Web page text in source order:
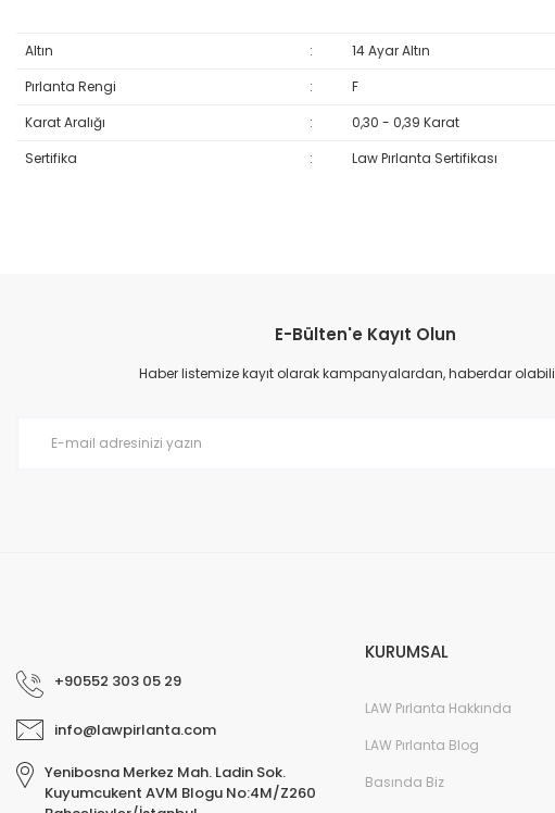
Altın :
14 Ayar Altın
Pırlanta Rengi
:
F
Karat Aralığı
:
0,30 - 0,39 Karat
Sertifika
: Law Pırlanta Sertifikası
Ürün resmi kalitesiz, bozuk veya görüntülenemiyor.
Ürün açıklamasında eksik bilgiler bulunuyor.
E-Bülten'e Kayıt Olun
Haber listemize kayıt olarak kampanyalardan, haberdar
+90552 303 05 29
info@lawpirlanta.com
Yenibosna Merkez Mah. Ladin Sok.
Kuyumcukent AVM Blogu No:4M/Z260
KURUMSAL
LAW Pırlanta Hakkında
LAW Pırlanta Blog
Basında Biz